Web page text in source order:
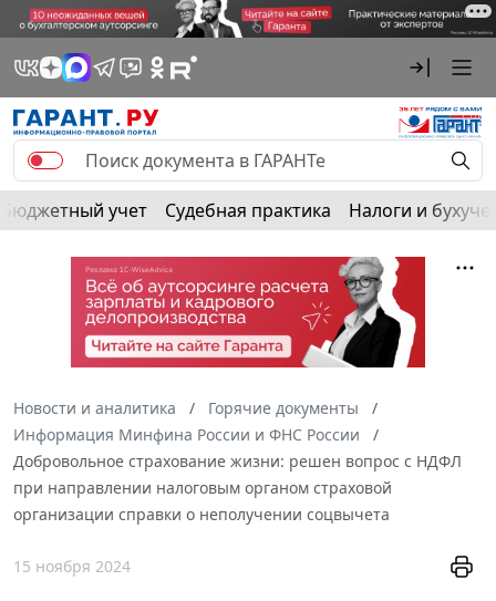
Бюджетный учет Судебная практика Налоги и
Новости и аналитика
Горячие документы
Информация Минфина России и ФНС России
Добровольное страхование жизни: решен вопрос с НДФЛ
при направлении налоговым органом страховой
организации справки о неполучении соцвычета
15 ноября 2024